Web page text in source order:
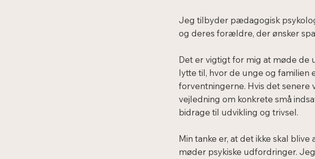
Jeg tilbyder pædagogisk
og deres forældre, der ønsker
Det er vigtigt for mig at møde de
lytte til, hvor de unge og familien
forventningerne. Hvis det
vejledning om konkrete små
bidrage til udvikling og trivsel.
Min tanke er, at det ikke skal
møder psykiske udfordringer.